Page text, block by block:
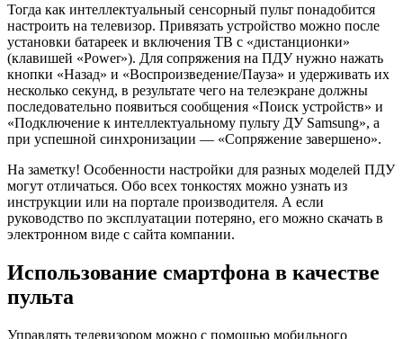
Тогда как интеллектуальный сенсорный пульт понадобится
настроить на телевизор. Привязать устройство можно после
установки батареек и включения ТВ с «дистанционки»
(клавишей «Power»). Для сопряжения на ПДУ нужно нажать
кнопки «Назад» и «Воспроизведение/Пауза» и удерживать их
несколько секунд, в результате чего на телеэкране должны
последовательно появиться сообщения «Поиск устройств» и
«Подключение к интеллектуальному пульту ДУ Samsung», а
при успешной синхронизации — «Сопряжение завершено».
На заметку! Особенности настройки для разных моделей ПДУ
могут отличаться. Обо всех тонкостях можно узнать из
инструкции или на портале производителя. А если
руководство по эксплуатации потеряно, его можно скачать в
электронном виде с сайта компании.
Использование смартфона в качестве
пульта
Управлять телевизором можно с помощью мобильного